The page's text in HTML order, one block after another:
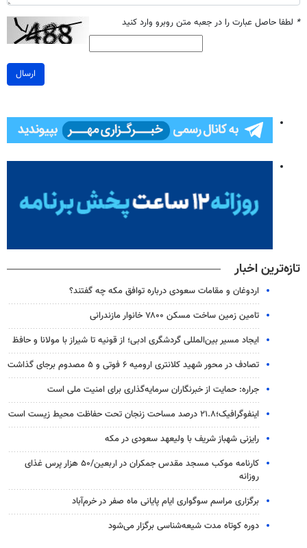
* لطفا حاصل عبارت را در جعبه متن روبرو وارد کنید
ارسال
تازه‌ترین اخبار
اردوغان و مقامات سعودی درباره توافق مکه چه گفتند؟
تامین زمین ساخت مسکن ۷۸۰۰ خانوار مازندرانی
ایجاد مسیر بین‌المللی گردشگری ادبی؛ از قونیه تا شیراز با مولانا و حافظ
تصادف در محور شهید کلانتری ارومیه ۶ فوتی و ۵ مصدوم برجای گذاشت
جراره: حمایت از خبرنگاران سرمایه‌گذاری برای امنیت ملی است
اینفوگرافیک؛۲۱.۸ درصد مساحت زنجان تحت حفاظت محیط زیست است
رایزنی شهباز شریف با ولیعهد سعودی در مکه
کارنامه موکب مسجد مقدس جمکران در اربعین/۵۰ هزار پرس غذای
روزانه
برگزاری مراسم سوگواری ایام پایانی ماه صفر در خرم‌آباد
دوره کوتاه مدت شیعه‌شناسی برگزار می‌شود